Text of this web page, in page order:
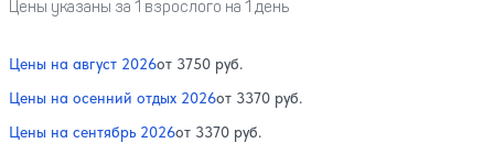
Цены указаны за 1 взрослого на 1 день
Цены на август 2026от 3750 руб.
Цены на осенний отдых 2026от 3370 руб.
Цены на сентябрь 2026от 3370 руб.